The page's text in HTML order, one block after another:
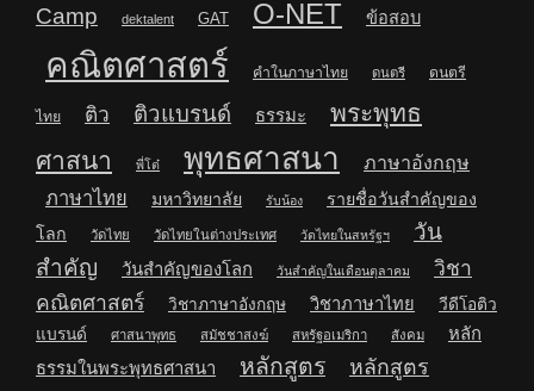
Camp
dektalent GAT O-NET ข้อสอบ
คณิตศาสตร์ คำในภาษาไทย ดนตรี ดนตรี
ไทย ติว ติวแบรนด์ ธรรมะ
พระพุทธ
ศาสนา
พี่โต๋ พุทธศาสนา ภาษาอังกฤษ
ภาษาไทย มหาวิทยาลัย รับน้อง
รายชื่อวันสำคัญของ
โลก
วัดไทย วัดไทยในต่างประเทศ วัดไทยในสหรัฐฯ
วัน
สำคัญ
วันสำคัญของโลก วันสำคัญในเดือนตุลาคม
วิชา
คณิตศาสตร์
วิชาภาษาอังกฤษ วิชาภาษาไทย
วีดีโอติว
แบรนด์
ศาสนาพุทธ สมัชชาสงฆ์ สหรัฐอเมริกา สังคม
หลัก
ธรรมในพระพุทธศาสนา
หลักสูตร
หลักสูตร